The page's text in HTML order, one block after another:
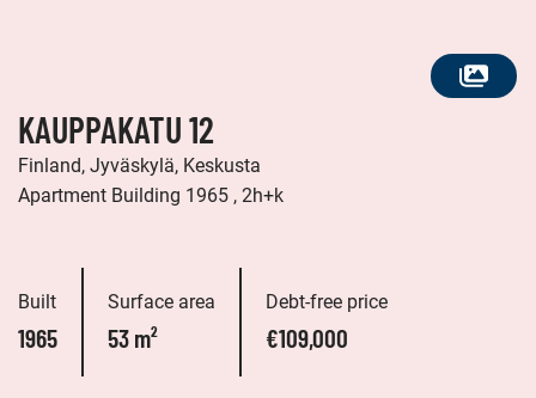
SEE
KAUPPAKATU 12
Finland, Jyväskylä, Keskusta
Apartment Building 1965 , 2h+k
Built
1965
Surface area
53 m²
Debt-free price
€109,000